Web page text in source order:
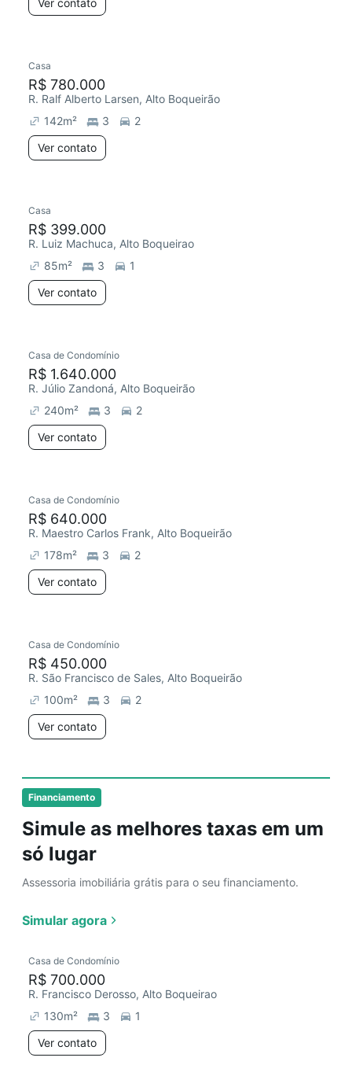
Financiamento
Simule as melhores taxas em um
só lugar
Assessoria imobiliária grátis para o seu financiamento.
Simular agora
Ver contato
Casa
R$ 780.000
R. Ralf Alberto Larsen, Alto Boqueirão
142m² 3
2
Ver contato
Casa
R$ 399.000
R. Luiz Machuca, Alto Boqueirao
85m² 3
1
Ver contato
Casa de Condomínio
R$ 1.640.000
R. Júlio Zandoná, Alto Boqueirão
240m² 3
2
Ver contato
Casa de Condomínio
R$ 640.000
R. Maestro Carlos Frank, Alto Boqueirão
178m² 3
2
Ver contato
Casa de Condomínio
R$ 450.000
R. São Francisco de Sales, Alto Boqueirão
100m² 3
2
Ver contato
Casa de Condomínio
R$ 700.000
R. Francisco Derosso, Alto Boqueirao
130m² 3
1
Ver contato